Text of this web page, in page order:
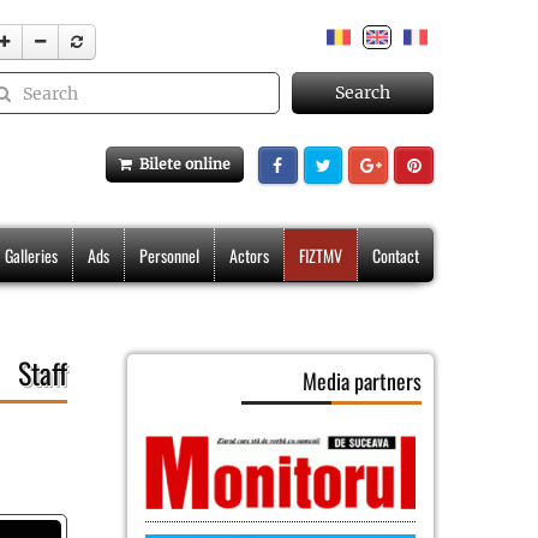
Search
Bilete online
Galleries Ads Personnel Actors FIZTMV Contact
Staff Media partners